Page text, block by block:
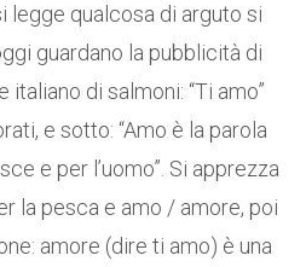
legge qualcosa di arguto si
guardano la pubblicità di
italiano di salmoni: “Ti amo”
e sotto: “Amo è la parola
e per l’uomo”. Si apprezza
la pesca e amo / amore, poi
amore (dire ti amo) è una